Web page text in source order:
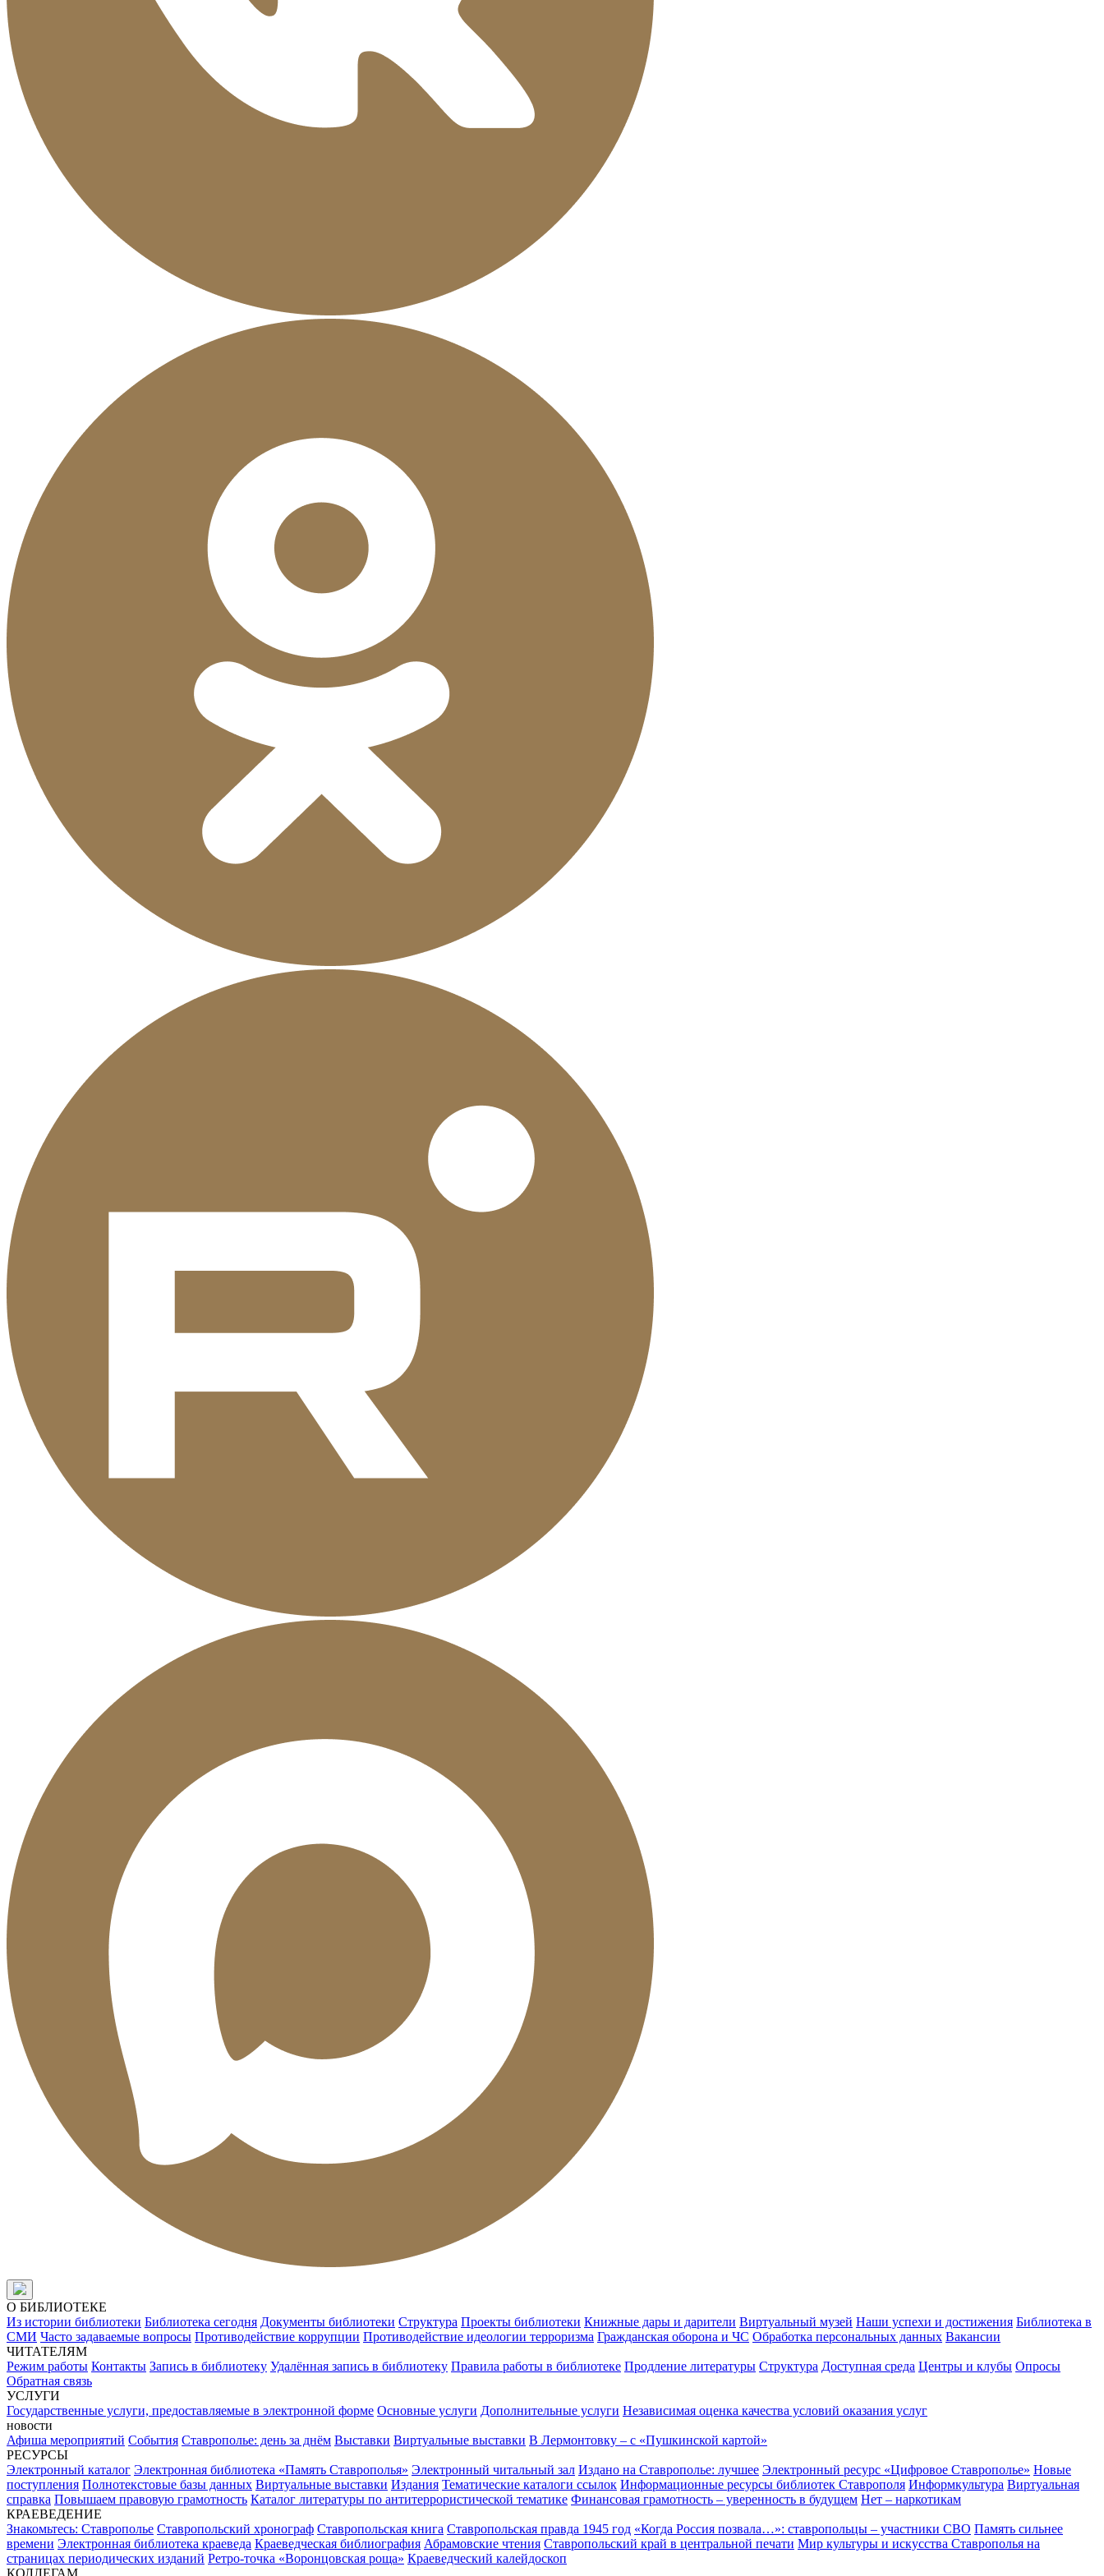
О БИБЛИОТЕКЕ
Из истории библиотеки Библиотека сегодня Документы библиотеки Структура Проекты библиотеки Книжные дары и дарители Виртуальный музей Наши успехи и достижения Библиотека в
СМИ Часто задаваемые вопросы Противодействие коррупции Противодействие идеологии терроризма Гражданская оборона и ЧС Обработка персональных данных Вакансии
ЧИТАТЕЛЯМ
Режим работы Контакты Запись в библиотеку Удалённая запись в библиотеку Правила работы в библиотеке Продление литературы Структура Доступная среда Центры и клубы Опросы
Обратная связь
УСЛУГИ
Государственные услуги, предоставляемые в электронной форме Основные услуги Дополнительные услуги Независимая оценка качества условий оказания услуг
новости
Афиша мероприятий События Ставрополье: день за днём Выставки Виртуальные выставки В Лермонтовку – с «Пушкинской картой»
РЕСУРСЫ
Электронный каталог Электронная библиотека «Память Ставрополья» Электронный читальный зал Издано на Ставрополье: лучшее Электронный ресурс «Цифровое Ставрополье» Новые
поступления Полнотекстовые базы данных Виртуальные выставки Издания Тематические каталоги ссылок Информационные ресурсы библиотек Ставрополя Информкультура Виртуальная
справка Повышаем правовую грамотность Каталог литературы по антитеррористической тематике Финансовая грамотность – уверенность в будущем Нет – наркотикам
КРАЕВЕДЕНИЕ
Знакомьтесь: Ставрополье Ставропольский хронограф Ставропольская книга Ставропольская правда 1945 год «Когда Россия позвала…»: ставропольцы – участники СВО Память сильнее
времени Электронная библиотека краеведа Краеведческая библиография Абрамовские чтения Ставропольский край в центральной печати Мир культуры и искусства Ставрополья на
страницах периодических изданий Ретро-точка «Воронцовская роща» Краеведческий калейдоскоп
КОЛЛЕГАМ